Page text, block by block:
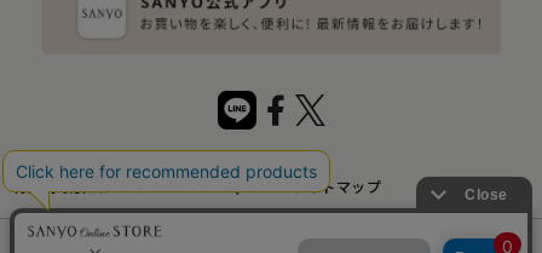
特定商取引法について サイトマップ